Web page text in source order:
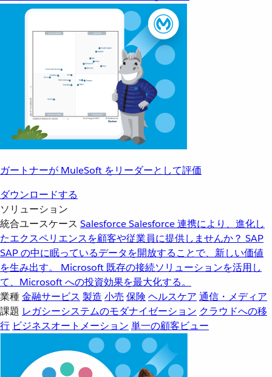
ガートナーが MuleSoft をリーダーとして評価
ダウンロードする
ソリューション
統合ユースケース SalesforceSalesforce 連携により、進化し
たエクスペリエンスを顧客や従業員に提供しませんか？ SAP
SAP の中に眠っているデータを開放することで、新しい価値
を生み出す。
Microsoft 既存の接続ソリューションを活用し
て、Microsoft への投資効果を最大化する。
業種金融サービス 製造 小売 保険 ヘルスケア 通信・メディア
課題 レガシーシステムのモダナイゼーション クラウドへの移
行 ビジネスオートメーション 単一の顧客ビュー